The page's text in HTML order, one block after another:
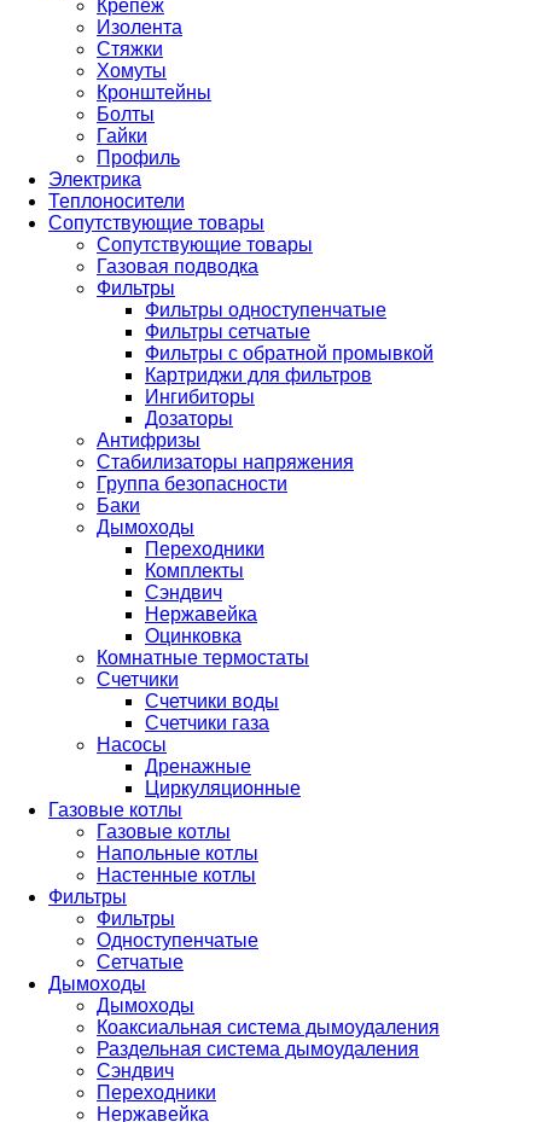
Крепёж
Изолента
Стяжки
Хомуты
Кронштейны
Болты
Гайки
Профиль
Электрика
Теплоносители
Сопутствующие товары
Сопутствующие товары
Газовая подводка
Фильтры
Фильтры одноступенчатые
Фильтры сетчатые
Фильтры с обратной промывкой
Картриджи для фильтров
Ингибиторы
Дозаторы
Антифризы
Стабилизаторы напряжения
Группа безопасности
Баки
Дымоходы
Переходники
Комплекты
Сэндвич
Нержавейка
Оцинковка
Комнатные термостаты
Счетчики
Счетчики воды
Счетчики газа
Насосы
Дренажные
Циркуляционные
Газовые котлы
Газовые котлы
Напольные котлы
Настенные котлы
Фильтры
Фильтры
Одноступенчатые
Сетчатые
Дымоходы
Дымоходы
Коаксиальная система дымоудаления
Раздельная система дымоудаления
Сэндвич
Переходники
Нержавейка